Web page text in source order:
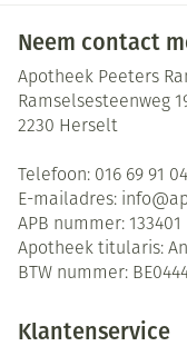
Neem contact
Apotheek Peeters
Ramselsesteenweg
2230 Herselt
Telefoon: 016 69 91 04
E-mailadres: info@
APB nummer: 133401
Apotheek titularis:
BTW nummer:
Klantenservice